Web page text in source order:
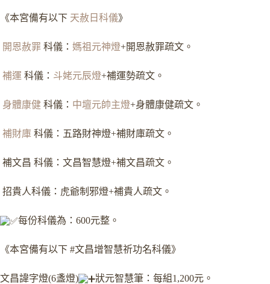
《本宮備有以下 天赦日科儀》
開恩赦罪 科儀： 媽祖元神燈+開恩赦罪疏文。
補運 科儀： 斗姥元辰燈+補運勢疏文。
身體康健 科儀： 中壇元帥主燈+身體康健疏文。
補財庫 科儀：五路財神燈+補財庫疏文。
補文昌 科儀：文昌智慧燈+補文昌疏文。
招貴人科儀：虎爺制邪燈+補貴人疏文。
每份科儀為：600元整。
《本宮備有以下 #文昌增智慧祈功名科儀》
文昌諱字燈(6盞燈) 狀元智慧筆：每組1,200元。